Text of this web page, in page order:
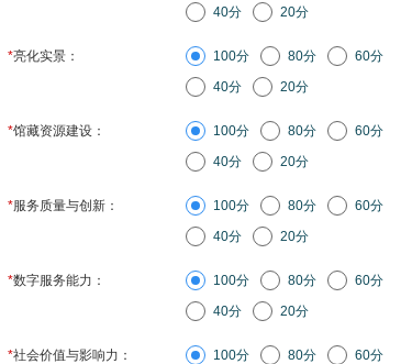
40分
20分
*亮化实景： 100分 80分
60分
40分
20分
*馆藏资源建设： 100分 80分
60分
40分
20分
*服务质量与创新： 100分 80分
60分
40分
20分
*数字服务能力： 100分 80分
60分
40分
20分
*社会价值与影响力： 100分 80分
60分